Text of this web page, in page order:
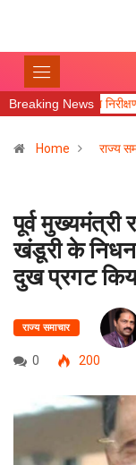
Breaking News
वरिष्ठ राज्य
Home राज्य
पूर्व
खंडूरी के
दुख प्रगट
राज्य समाचार
0 200